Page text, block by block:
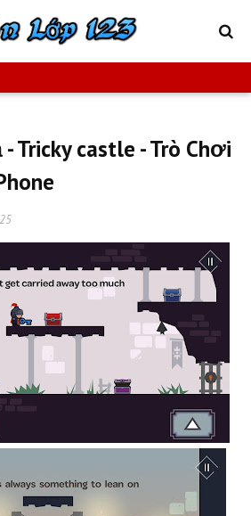
Tricky castle - Trò Chơi